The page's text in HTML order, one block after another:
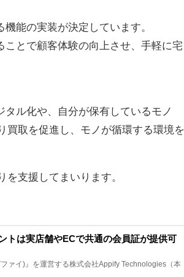
能の実装が決定しています。
とで顧客体験の向上させ、手軽に宅
ル化や、自分が保有しているモノ
買取を促進し、モノが循環する環境を
支援してまいります。
は実店舗やECで共通の会員証が提供可
ァイ)』を運営する株式会社Appify Technologies（本